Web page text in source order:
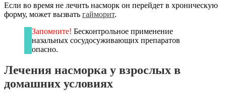
Если во время не лечить насморк он перейдет в хроническую
форму, может вызвать гайморит.
Запомните! Бесконтрольное применение
назальных сосудосуживающих препаратов
опасно.
Лечения насморка у взрослых в
домашних условиях